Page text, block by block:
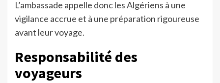
L’ambassade appelle donc les Algériens à une
vigilance accrue et à une préparation rigoureuse
avant leur voyage.
Responsabilité des
voyageurs